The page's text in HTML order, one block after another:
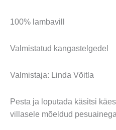
100% lambavill
Valmistatud kangastelgedel
Valmistaja: Linda Võitla
Pesta ja loputada käsitsi
villasele mõeldud